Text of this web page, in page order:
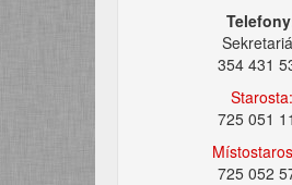
354 431
Starosta:
725 051
725 052